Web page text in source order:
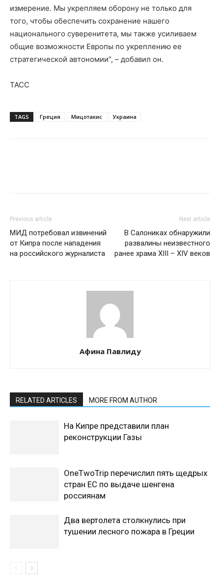
измерение. Мы укрепляем оборону не только для
того, чтобы обеспечить сохранение нашего
национального суверенитета, мы также усиливаем
общие возможности Европы по укреплению ее
стратегической автономии”, – добавил он.
ТАСС
TAGS Греция Мицотакис Украина
Previous article
МИД потребовал извинений
от Кипра после нападения
на российского журналиста
Next article
В Салониках обнаружили
развалины неизвестного
ранее храма XIII – XIV веков
Афина Павлиду
RELATED ARTICLES MORE FROM AUTHOR
На Кипре представили план
реконструкции Газы
OneTwoTrip перечислил пять щедрых
стран ЕС по выдаче шенгена
россиянам
Два вертолета столкнулись при
тушении лесного пожара в Греции